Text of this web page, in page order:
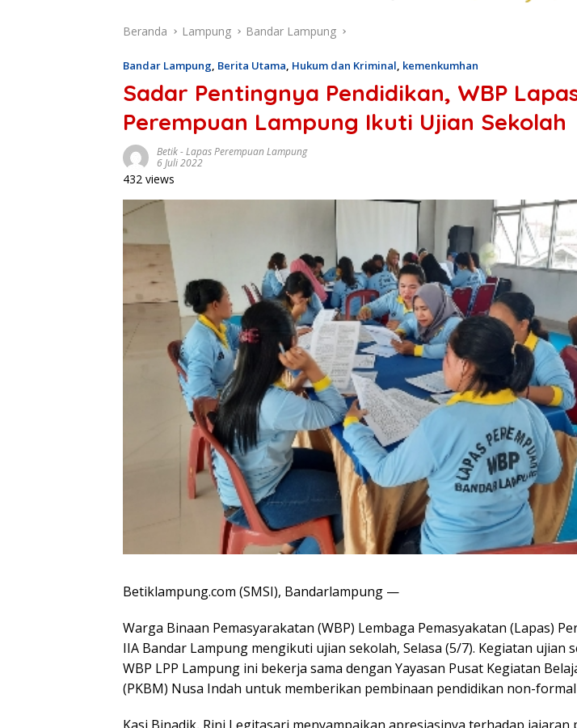
Beranda Lampung Bandar Lampung
Bandar Lampung, Berita Utama, Hukum dan Kriminal, kemenkumhan
Sadar Pentingnya Pendidikan, WBP
Perempuan Lampung Ikuti Ujian Sekolah
Betik-Lapas Perempuan Lampung
6 Juli 2022
432 views
Betiklampung.com (SMSI), Bandarlampung —
Warga Binaan Pemasyarakatan (WBP) Lembaga Pemasyakatan (Lapas)
IIA Bandar Lampung mengikuti ujian sekolah, Selasa (5/7). Kegiatan ujian
WBP LPP Lampung ini bekerja sama dengan Yayasan Pusat Kegiatan
(PKBM) Nusa Indah untuk memberikan pembinaan pendidikan non-formal